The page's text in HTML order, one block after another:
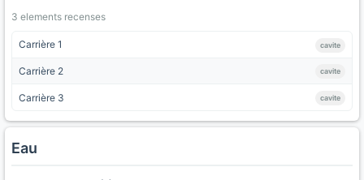
3 elements recenses
Carrière 1 cavite
Carrière 2 cavite
Carrière 3 cavite
Eau